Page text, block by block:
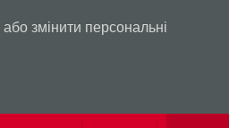
змінити персональні